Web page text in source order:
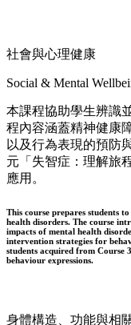
社會與心理健康
Social & Mental
本課程協助學生辨識
程內容涵蓋精神健康
以及行為表現的預防
元「失智症：理解旅
應用。
This course prepares students
health disorders. The course
impacts of mental health
intervention strategies for
students acquired from
behaviour expressions.
身體構造、功能與相